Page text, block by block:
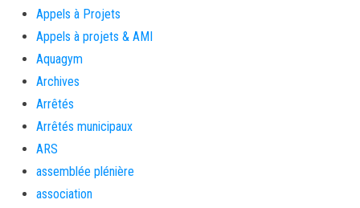
Appels à Projets
Appels à projets & AMI
Aquagym
Archives
Arrêtés
Arrêtés municipaux
ARS
assemblée plénière
association